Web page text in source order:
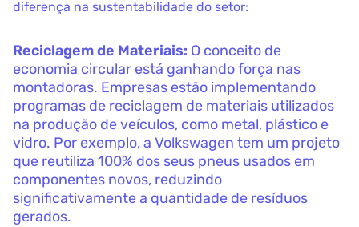
diferença na sustentabilidade do setor:
Reciclagem de Materiais: O conceito de
economia circular está ganhando força nas
montadoras. Empresas estão implementando
programas de reciclagem de materiais utilizados
na produção de veículos, como metal, plástico e
vidro. Por exemplo, a Volkswagen tem um projeto
que reutiliza 100% dos seus pneus usados em
componentes novos, reduzindo
significativamente a quantidade de resíduos
gerados.